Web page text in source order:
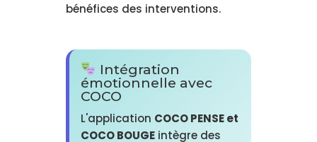
bénéfices des interventions.
Intégration
émotionnelle avec
COCO
L'application COCO PENSE et
COCO BOUGEintègre des